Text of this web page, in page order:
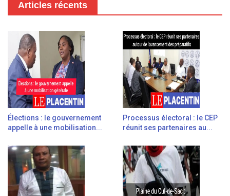
Articles récents
Élections : le gouvernement
appelle à une mobilisation...
Processus électoral : le CEP
réunit ses partenaires au...